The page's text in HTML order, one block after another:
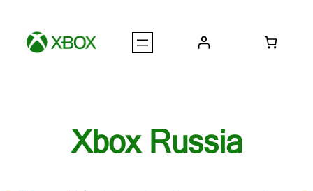
содержимому
Xbox Russia